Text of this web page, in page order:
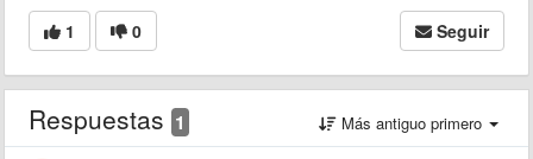
1 0 Seguir
Respuestas 1 Más antiguo primero